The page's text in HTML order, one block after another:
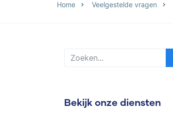
Home Veelgestelde vragen
Bekijk onze diensten